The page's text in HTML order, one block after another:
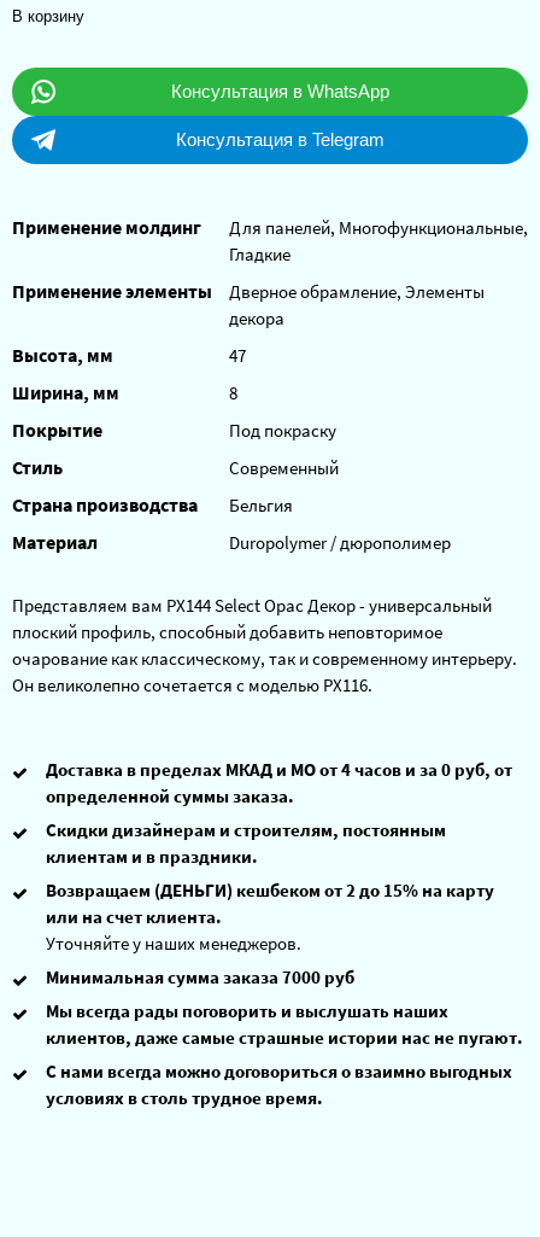
В корзину
Консультация в WhatsApp
Консультация в Telegram
Применение молдинг
Для панелей, Многофункциональные,
Гладкие
Применение элементы
Дверное обрамление, Элементы
декора
Высота, мм 47
Ширина, мм 8
Покрытие Под покраску
Стиль Современный
Страна производства Бельгия
Материал Duropolymer / дюрополимер
Представляем вам PX144 Select Орас Декор - универсальный
плоский профиль, способный добавить неповторимое
очарование как классическому, так и современному интерьеру.
Он великолепно сочетается с моделью РХ116.
Доставка в пределах МКАД и МО от 4 часов и за 0 руб, от
определенной суммы заказа.
Скидки дизайнерам и строителям, постоянным
клиентам и в праздники.
Возвращаем (ДЕНЬГИ) кешбеком от 2 до 15% на карту
или на счет клиента.
Уточняйте у наших менеджеров.
Минимальная сумма заказа 7000 руб
Мы всегда рады поговорить и выслушать наших
клиентов, даже самые страшные истории нас не пугают.
С нами всегда можно договориться о взаимно выгодных
условиях в столь трудное время.